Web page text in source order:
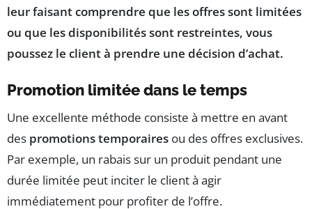
leur faisant comprendre que les offres sont limitées
ou que les disponibilités sont restreintes, vous
poussez le client à prendre une décision d’achat.
Promotion limitée dans le temps
Une excellente méthode consiste à mettre en avant
des promotions temporaires ou des offres exclusives.
Par exemple, un rabais sur un produit pendant une
durée limitée peut inciter le client à agir
immédiatement pour profiter de l’offre.